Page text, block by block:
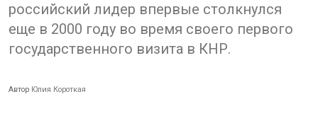
российский лидер впервые столкнулся
еще в 2000 году во время своего первого
государственного визита в КНР.
Автор Юлия Короткая